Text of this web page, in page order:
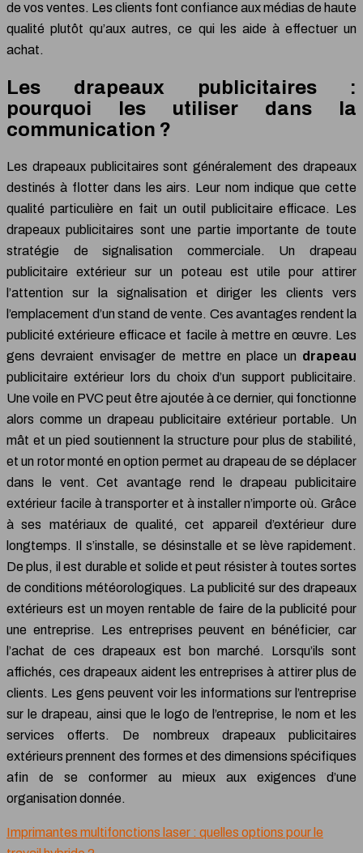
de vos ventes. Les clients font confiance aux médias de haute
qualité plutôt qu’aux autres, ce qui les aide à effectuer un
achat.
Les drapeaux publicitaires :
pourquoi les utiliser dans la
communication ?
Les drapeaux publicitaires sont généralement des drapeaux
destinés à flotter dans les airs. Leur nom indique que cette
qualité particulière en fait un outil publicitaire efficace. Les
drapeaux publicitaires sont une partie importante de toute
stratégie de signalisation commerciale. Un drapeau
publicitaire extérieur sur un poteau est utile pour attirer
l’attention sur la signalisation et diriger les clients vers
l’emplacement d’un stand de vente. Ces avantages rendent la
publicité extérieure efficace et facile à mettre en œuvre. Les
gens devraient envisager de mettre en place un drapeau
publicitaire extérieur lors du choix d’un support publicitaire.
Une voile en PVC peut être ajoutée à ce dernier, qui fonctionne
alors comme un drapeau publicitaire extérieur portable. Un
mât et un pied soutiennent la structure pour plus de stabilité,
et un rotor monté en option permet au drapeau de se déplacer
dans le vent. Cet avantage rend le drapeau publicitaire
extérieur facile à transporter et à installer n’importe où. Grâce
à ses matériaux de qualité, cet appareil d’extérieur dure
longtemps. Il s’installe, se désinstalle et se lève rapidement.
De plus, il est durable et solide et peut résister à toutes sortes
de conditions météorologiques. La publicité sur des drapeaux
extérieurs est un moyen rentable de faire de la publicité pour
une entreprise. Les entreprises peuvent en bénéficier, car
l’achat de ces drapeaux est bon marché. Lorsqu’ils sont
affichés, ces drapeaux aident les entreprises à attirer plus de
clients. Les gens peuvent voir les informations sur l’entreprise
sur le drapeau, ainsi que le logo de l’entreprise, le nom et les
services offerts. De nombreux drapeaux publicitaires
extérieurs prennent des formes et des dimensions spécifiques
afin de se conformer au mieux aux exigences d’une
organisation donnée.
Imprimantes multifonctions laser : quelles options pour le